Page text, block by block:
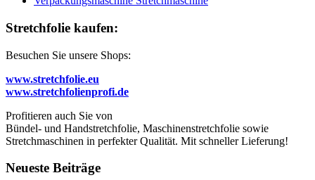
Stretchfolie kaufen:
Besuchen Sie unsere Shops:
www.stretchfolie.eu
www.stretchfolienprofi.de
Profitieren auch Sie von
Bündel- und Handstretchfolie, Maschinenstretchfolie sowie
Stretchmaschinen in perfekter Qualität. Mit schneller Lieferung!
Neueste Beiträge